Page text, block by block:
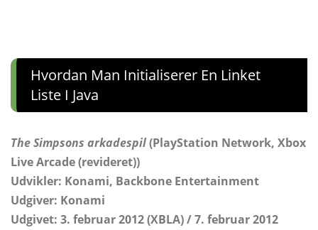
Hvordan Man Initialiserer En Linket
Liste I Java
The Simpsons arkadespil(PlayStation Network, Xbox
Live Arcade (revideret))
Udvikler: Konami, Backbone Entertainment
Udgiver: Konami
Udgivet: 3. februar 2012 (XBLA) / 7. februar 2012